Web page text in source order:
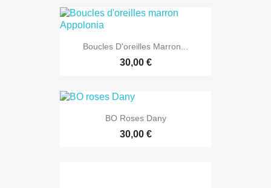
Boucles D'oreilles Marron...
30,00 €
BO Roses Dany
30,00 €